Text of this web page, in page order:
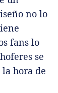
no lo
fans lo
se
hora de